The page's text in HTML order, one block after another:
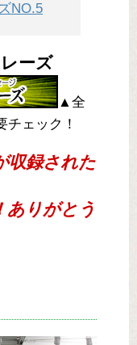
NO.5
ーズ
▲全
チェック！
収録された
ありがとう